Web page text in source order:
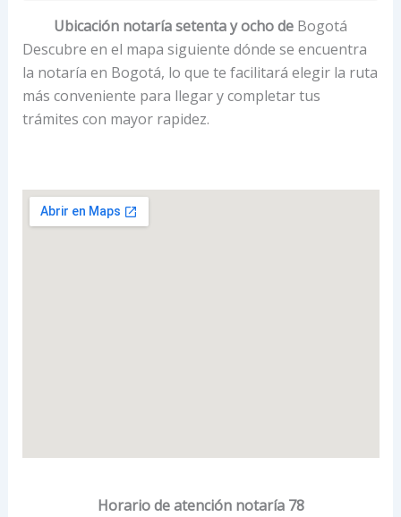
Ubicación notaría setenta y ocho de Bogotá
Descubre en el mapa siguiente dónde se encuentra
la notaría en Bogotá, lo que te facilitará elegir la ruta
más conveniente para llegar y completar tus
trámites con mayor rapidez.
Horario de atención notaría 78